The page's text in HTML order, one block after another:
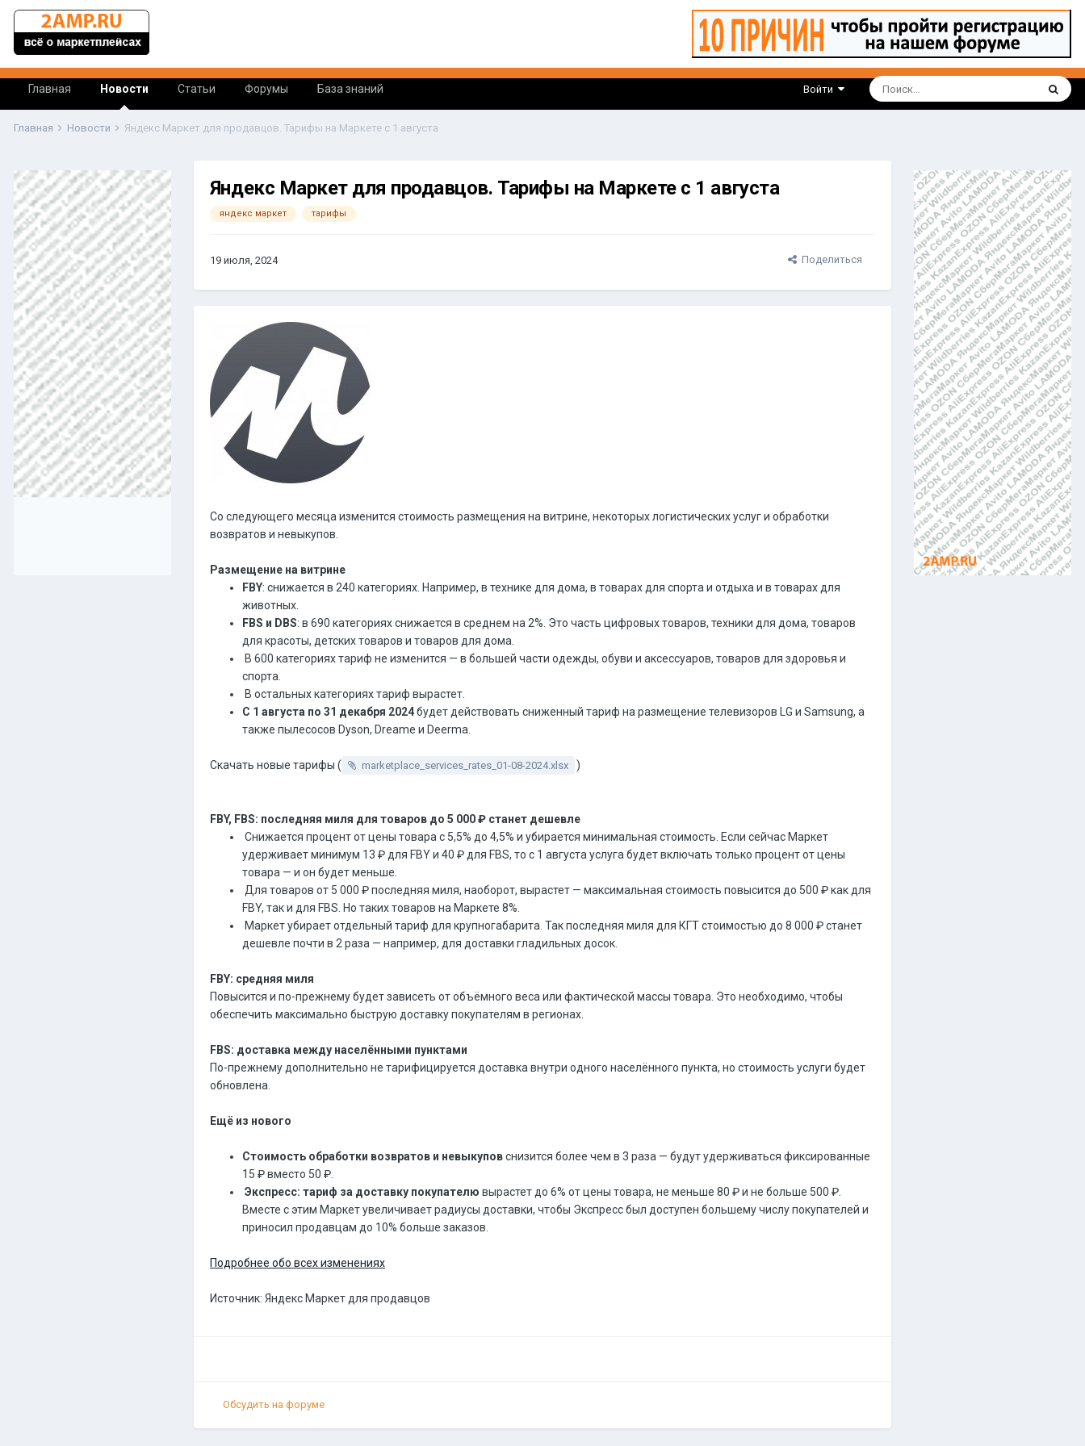
Главная Новости Статьи Форумы База знаний Войти
Главная Новости Яндекс Маркет для продавцов. Тарифы на Маркете с 1 августа
Яндекс Маркет для продавцов. Тарифы на Маркете с 1 августа
яндекс маркет тарифы
19 июля, 2024 Поделиться
Со следующего месяца изменится стоимость размещения на витрине, некоторых логистических услуг и обработки
возвратов и невыкупов.
Размещение на витрине
FBY: снижается в 240 категориях. Например, в технике для дома, в товарах для спорта и отдыха и в товарах для
животных.
FBS и DBS: в 690 категориях снижается в среднем на 2%. Это часть цифровых товаров, техники для дома, товаров
для красоты, детских товаров и товаров для дома.
В 600 категориях тариф не изменится — в большей части одежды, обуви и аксессуаров, товаров для здоровья и
спорта.
В остальных категориях тариф вырастет.
С 1 августа по 31 декабря 2024будет действовать сниженный тариф на размещение телевизоров LG и Samsung, а
также пылесосов Dyson, Dreame и Deerma.
Cкачать новые тарифы ( marketplace_services_rates_01-08-2024.xlsx )
FBY, FBS: последняя миля для товаров до 5 000 ₽ станет дешевле
Снижается процент от цены товара с 5,5% до 4,5% и убирается минимальная стоимость. Если сейчас Маркет
удерживает минимум 13 ₽ для FBY и 40 ₽ для FBS, то с 1 августа услуга будет включать только процент от цены
товара — и он будет меньше.
Для товаров от 5 000 ₽ последняя миля, наоборот, вырастет — максимальная стоимость повысится до 500 ₽ как для
FBY, так и для FBS. Но таких товаров на Маркете 8%.
Маркет убирает отдельный тариф для крупногабарита. Так последняя миля для КГТ стоимостью до 8 000 ₽ станет
дешевле почти в 2 раза — например, для доставки гладильных досок.
FBY: средняя миля
Повысится и по-прежнему будет зависеть от объёмного веса или фактической массы товара. Это необходимо, чтобы
обеспечить максимально быструю доставку покупателям в регионах.
FBS: доставка между населёнными пунктами
По-прежнему дополнительно не тарифицируется доставка внутри одного населённого пункта, но стоимость услуги будет
обновлена.
Ещё из нового
Стоимость обработки возвратов и невыкуповснизится более чем в 3 раза — будут удерживаться фиксированные
15 ₽ вместо 50 ₽.
Экспресс: тариф за доставку покупателю вырастет до 6% от цены товара, не меньше 80 ₽ и не больше 500 ₽.
Вместе с этим Маркет увеличивает радиусы доставки, чтобы Экспресс был доступен большему числу покупателей и
приносил продавцам до 10% больше заказов.
Подробнее обо всех изменениях
Источник: Яндекс Маркет для продавцов
Обсудить на форуме